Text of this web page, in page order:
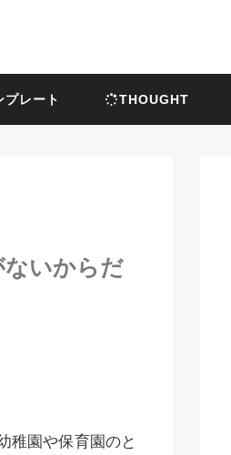
プレート THOUGHT
いからだ
稚園や保育園のと